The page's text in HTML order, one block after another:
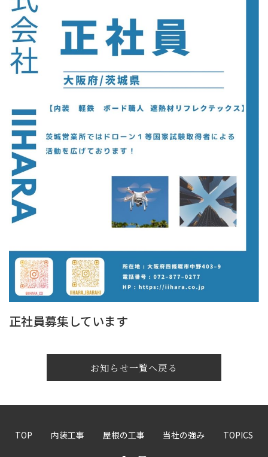
正社員募集しています
お知らせ一覧へ戻る
TOP 内装工事 屋根の工事 当社の強み TOPICS